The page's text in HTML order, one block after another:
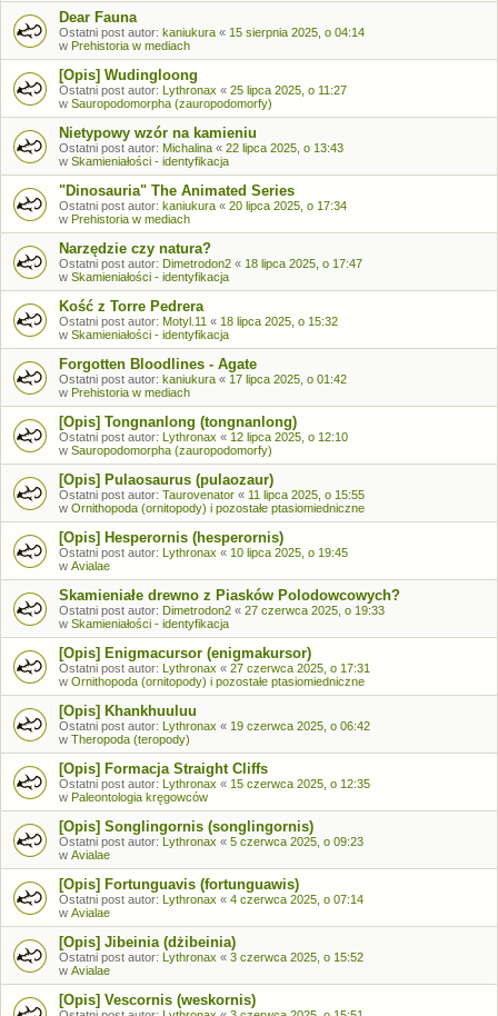
Dear Fauna
Ostatni post autor: kaniukura « 15 sierpnia 2025, o 04:14
w Prehistoria w mediach
[Opis] Wudingloong
Ostatni post autor: Lythronax « 25 lipca 2025, o 11:27
w Sauropodomorpha (zauropodomorfy)
Nietypowy wzór na kamieniu
Ostatni post autor: Michalina « 22 lipca 2025, o 13:43
w Skamieniałości - identyfikacja
"Dinosauria" The Animated Series
Ostatni post autor: kaniukura « 20 lipca 2025, o 17:34
w Prehistoria w mediach
Narzędzie czy natura?
Ostatni post autor: Dimetrodon2 « 18 lipca 2025, o 17:47
w Skamieniałości - identyfikacja
Kość z Torre Pedrera
Ostatni post autor: Motyl.11 « 18 lipca 2025, o 15:32
w Skamieniałości - identyfikacja
Forgotten Bloodlines - Agate
Ostatni post autor: kaniukura « 17 lipca 2025, o 01:42
w Prehistoria w mediach
[Opis] Tongnanlong (tongnanlong)
Ostatni post autor: Lythronax « 12 lipca 2025, o 12:10
w Sauropodomorpha (zauropodomorfy)
[Opis] Pulaosaurus (pulaozaur)
Ostatni post autor: Taurovenator « 11 lipca 2025, o 15:55
w Ornithopoda (ornitopody) i pozostałe ptasiomiedniczne
[Opis] Hesperornis (hesperornis)
Ostatni post autor: Lythronax « 10 lipca 2025, o 19:45
w Avialae
Skamieniałe drewno z Piasków Polodowcowych?
Ostatni post autor: Dimetrodon2 « 27 czerwca 2025, o 19:33
w Skamieniałości - identyfikacja
[Opis] Enigmacursor (enigmakursor)
Ostatni post autor: Lythronax « 27 czerwca 2025, o 17:31
w Ornithopoda (ornitopody) i pozostałe ptasiomiedniczne
[Opis] Khankhuuluu
Ostatni post autor: Lythronax « 19 czerwca 2025, o 06:42
w Theropoda (teropody)
[Opis] Formacja Straight Cliffs
Ostatni post autor: Lythronax « 15 czerwca 2025, o 12:35
w Paleontologia kręgowców
[Opis] Songlingornis (songlingornis)
Ostatni post autor: Lythronax « 5 czerwca 2025, o 09:23
w Avialae
[Opis] Fortunguavis (fortunguawis)
Ostatni post autor: Lythronax « 4 czerwca 2025, o 07:14
w Avialae
[Opis] Jibeinia (dżibeinia)
Ostatni post autor: Lythronax « 3 czerwca 2025, o 15:52
w Avialae
[Opis] Vescornis (weskornis)